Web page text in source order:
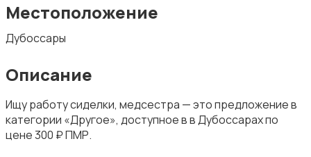
Местоположение
Дубоссары
Описание
Ищу работу сиделки, медсестра — это предложение в
категории «Другое», доступное в в Дубоссарах по
цене 300 ₽ ПМР.